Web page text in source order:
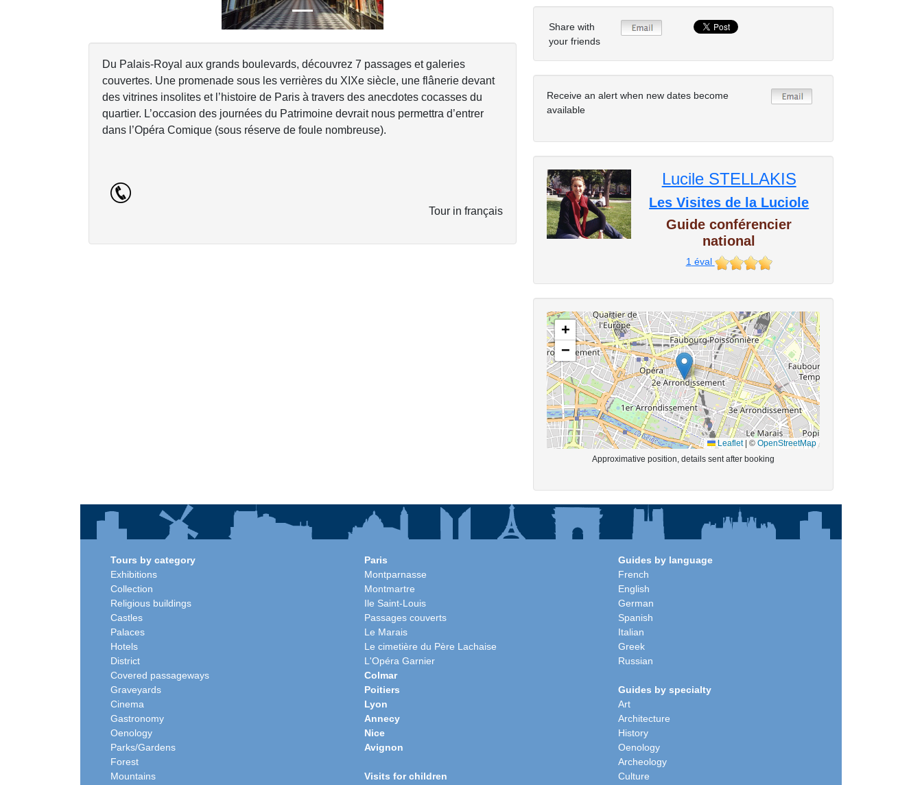
Du Palais-Royal aux grands boulevards, découvrez 7 passages et galeries
couvertes. Une promenade sous les verrières du XIXe siècle, une flânerie devant
des vitrines insolites et l’histoire de Paris à travers des anecdotes cocasses du
quartier. L’occasion des journées du Patrimoine devrait nous permettra d’entrer
dans l’Opéra Comique (sous réserve de foule nombreuse).
Tour in français
Share with
your friends
Receive an alert when new dates become
available
Lucile STELLAKIS
Les Visites de la Luciole
Guide conférencier
national
1éval
+
−
Leaflet © OpenStreetMap
Approximative position, details sent after booking
Tours by category
Exhibitions
Collection
Religious buildings
Castles
Palaces
Hotels
District
Covered passageways
Graveyards
Cinema
Gastronomy
Oenology
Parks/Gardens
Forest
Mountains
Paris
Montparnasse
Montmartre
Ile Saint-Louis
Passages couverts
Le Marais
Le cimetière du Père Lachaise
L'Opéra Garnier
Colmar
Poitiers
Lyon
Annecy
Nice
Avignon
Visits for children
Guides by language
French
English
German
Spanish
Italian
Greek
Russian
Guides by specialty
Art
Architecture
History
Oenology
Archeology
Culture